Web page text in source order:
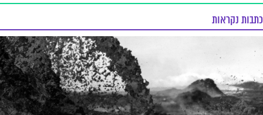
כתבות נקראות